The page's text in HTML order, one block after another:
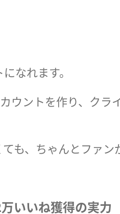
なれます。
ウントを作り、クラ
も、ちゃんとファン
いいね獲得の実力